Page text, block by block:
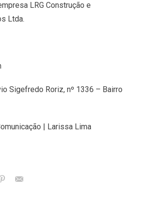
LRG Construção e
Ltda.
Sigefredo Roriz, nº 1336 – Bairro
| Larissa Lima